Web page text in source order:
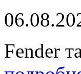
Fender